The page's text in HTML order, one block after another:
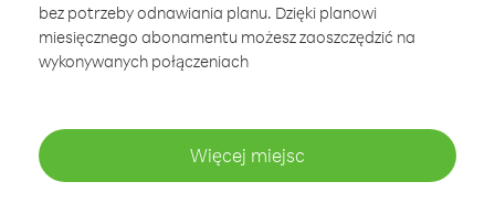
bez potrzeby odnawiania planu. Dzięki planowi
miesięcznego abonamentu możesz zaoszczędzić na
wykonywanych połączeniach
Więcej miejsc